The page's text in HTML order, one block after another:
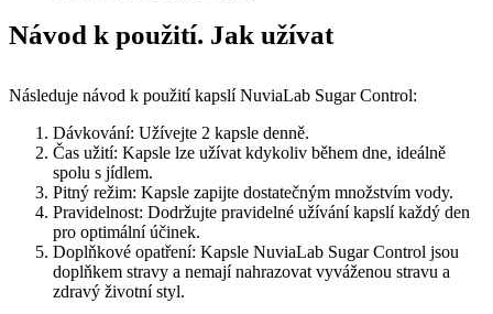
Návod k použití. Jak užívat
Následuje návod k použití kapslí NuviaLab Sugar Control:
Dávkování: Užívejte 2 kapsle denně.
Čas užití: Kapsle lze užívat kdykoliv během dne, ideálně
spolu s jídlem.
Pitný režim: Kapsle zapijte dostatečným množstvím vody.
Pravidelnost: Dodržujte pravidelné užívání kapslí každý den
pro optimální účinek.
Doplňkové opatření: Kapsle NuviaLab Sugar Control jsou
doplňkem stravy a nemají nahrazovat vyváženou stravu a
zdravý životní styl.